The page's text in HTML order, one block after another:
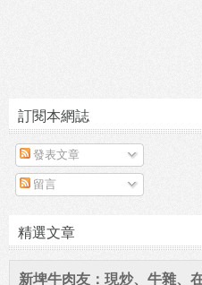
訂閱本網誌
發表文章
留言
精選文章
新埤牛肉友：現炒、牛雜、